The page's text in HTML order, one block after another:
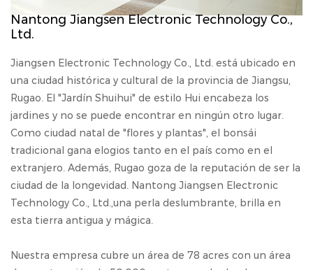
Nantong Jiangsen Electronic Technology Co.,
Ltd.
Jiangsen Electronic Technology Co., Ltd. está ubicado en
una ciudad histórica y cultural de la provincia de Jiangsu,
Rugao. El "Jardín Shuihui" de estilo Hui encabeza los
jardines y no se puede encontrar en ningún otro lugar.
Como ciudad natal de "flores y plantas", el bonsái
tradicional gana elogios tanto en el país como en el
extranjero. Además, Rugao goza de la reputación de ser la
ciudad de la longevidad. Nantong Jiangsen Electronic
Technology Co., Ltd.,una perla deslumbrante, brilla en
esta tierra antigua y mágica.
Nuestra empresa cubre un área de 78 acres con un área